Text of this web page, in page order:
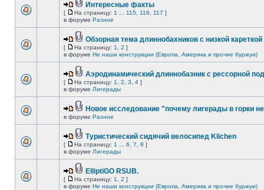
Интересные факты
[ На страницу: 1 115 116 117 ]
в форуме Разное
Обзорная тема длиннобахников с низкой кареткой
[ На страницу: 1 2 ]
в форуме Не наши конструкции (Европа, Америка и прочие буржуи)
Аэродинамический длиннобазник с рессорной
[ На страницу: 1 2 3 4 ]
в форуме Лигерады
Новое исследование "почему лигерады в горки
в форуме Разное
Туристический сидячий велосипед Klichen
[ На страницу: 1 6 7 8 ]
в форуме Лигерады
ElliptiGO RSUB.
[ На страницу: 1 2 ]
в форуме Не наши конструкции (Европа, Америка и прочие буржуи)